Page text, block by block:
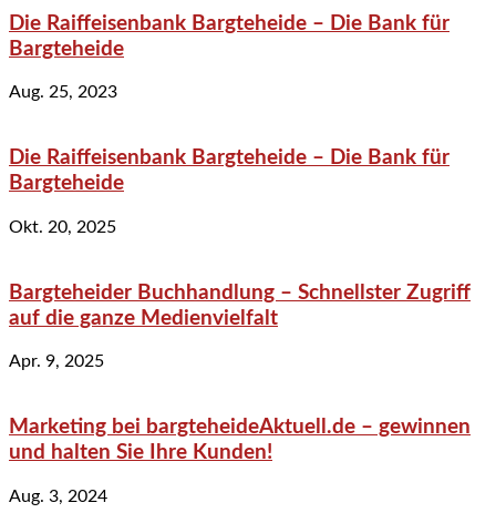
Die Raiffeisenbank Bargteheide – Die Bank für
Bargteheide
Aug. 25, 2023
Die Raiffeisenbank Bargteheide – Die Bank für
Bargteheide
Okt. 20, 2025
Bargteheider Buchhandlung – Schnellster Zugriff
auf die ganze Medienvielfalt
Apr. 9, 2025
Marketing bei bargteheideAktuell.de – gewinnen
und halten Sie Ihre Kunden!
Aug. 3, 2024